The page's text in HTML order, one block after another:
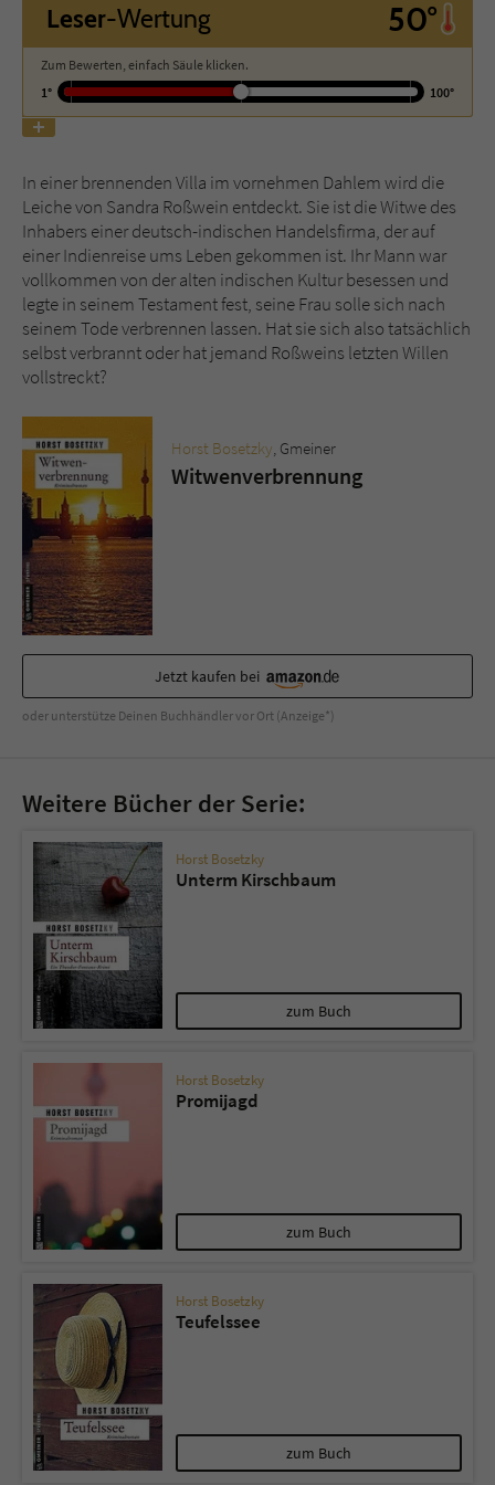
Leser-Wertung 50°
Zum Bewerten, einfach Säule klicken.
1°
100°
In einer brennenden Villa im vornehmen Dahlem wird die
Leiche von Sandra Roßwein entdeckt. Sie ist die Witwe des
Inhabers einer deutsch-indischen Handelsfirma, der auf
einer Indienreise ums Leben gekommen ist. Ihr Mann war
vollkommen von der alten indischen Kultur besessen und
legte in seinem Testament fest, seine Frau solle sich nach
seinem Tode verbrennen lassen. Hat sie sich also tatsächlich
selbst verbrannt oder hat jemand Roßweins letzten Willen
vollstreckt?
Horst Bosetzky, Gmeiner
Witwenverbrennung
Jetzt kaufen bei
oder unterstütze Deinen Buchhändler vor Ort (Anzeige*)
Weitere Bücher der Serie:
Horst Bosetzky
Unterm Kirschbaum
zum Buch
Horst Bosetzky
Promijagd
zum Buch
Horst Bosetzky
Teufelssee
zum Buch
Name tx_pwcomments_ahash
Anbieter Literatur-Couch Medien GmbH & Co. KG
Zweck Cookie für Kommentare einzelner Buchtitel
Name fe_typo_user
Anbieter Literatur-Couch Medien GmbH & Co. KG
Laufzeit
Zweck
Kommunikation der Webseite mit dem
Benutzer. Es wird benötigt um z. B. den